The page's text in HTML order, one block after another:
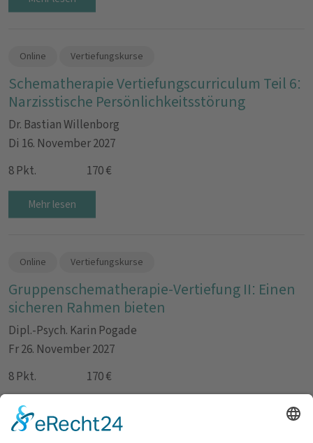
Online Vertiefungskurse
Schematherapie Vertiefungscurriculum Teil 6:
Narzisstische Persönlichkeitsstörung
Dr. Bastian Willenborg
Di 16. November 2027
8 Pkt.
170 €
Mehr lesen
Online Vertiefungskurse
Gruppenschematherapie-Vertiefung II: Einen
sicheren Rahmen bieten
Dipl.-Psych. Karin Pogade
Fr 26. November 2027
8 Pkt.
170 €
Mehr lesen